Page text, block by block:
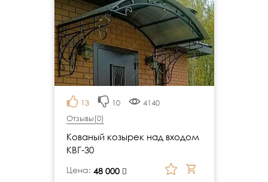
13 10
4140
Отзывы(0)
Кованый козырек над входом
КВГ-30
Цена: 48 000
руб.